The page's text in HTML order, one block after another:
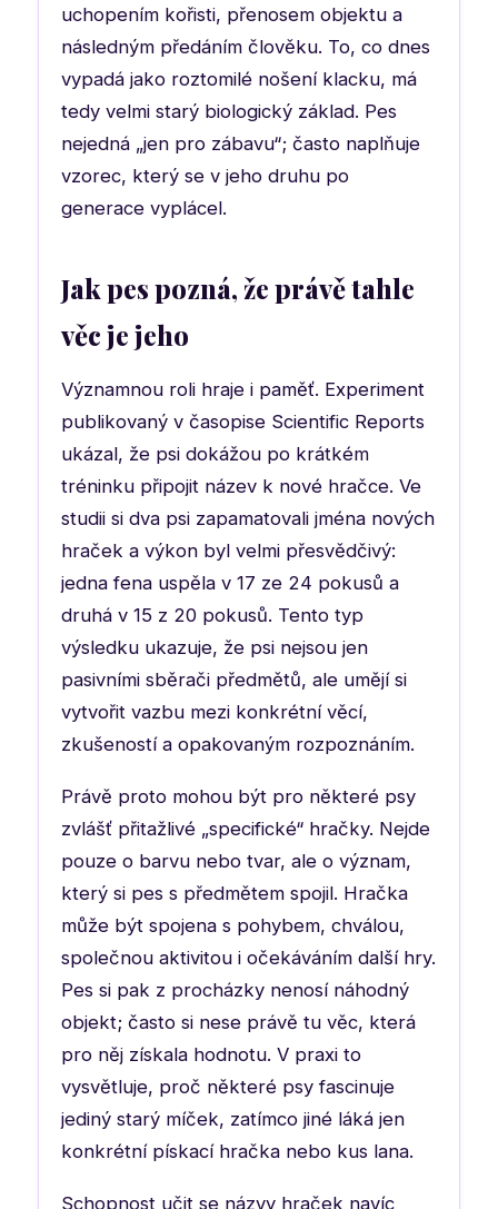
uchopením kořisti, přenosem objektu a
následným předáním člověku. To, co dnes
vypadá jako roztomilé nošení klacku, má
tedy velmi starý biologický základ. Pes
nejedná „jen pro zábavu“; často naplňuje
vzorec, který se v jeho druhu po
generace vyplácel.
Jak pes pozná, že právě tahle
věc je jeho
Významnou roli hraje i paměť. Experiment
publikovaný v časopise Scientific Reports
ukázal, že psi dokážou po krátkém
tréninku připojit název k nové hračce. Ve
studii si dva psi zapamatovali jména nových
hraček a výkon byl velmi přesvědčivý:
jedna fena uspěla v 17 ze 24 pokusů a
druhá v 15 z 20 pokusů. Tento typ
výsledku ukazuje, že psi nejsou jen
pasivními sběrači předmětů, ale umějí si
vytvořit vazbu mezi konkrétní věcí,
zkušeností a opakovaným rozpoznáním.
Právě proto mohou být pro některé psy
zvlášť přitažlivé „specifické“ hračky. Nejde
pouze o barvu nebo tvar, ale o význam,
který si pes s předmětem spojil. Hračka
může být spojena s pohybem, chválou,
společnou aktivitou i očekáváním další hry.
Pes si pak z procházky nenosí náhodný
objekt; často si nese právě tu věc, která
pro něj získala hodnotu. V praxi to
vysvětluje, proč některé psy fascinuje
jediný starý míček, zatímco jiné láká jen
konkrétní pískací hračka nebo kus lana.
Schopnost učit se názvy hraček navíc